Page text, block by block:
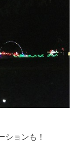
ションも！